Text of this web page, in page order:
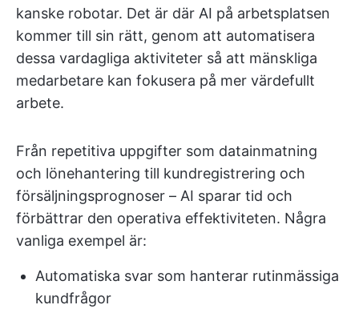
kanske robotar. Det är där AI på arbetsplatsen
kommer till sin rätt, genom att automatisera
dessa vardagliga aktiviteter så att mänskliga
medarbetare kan fokusera på mer värdefullt
arbete.
Från repetitiva uppgifter som datainmatning
och lönehantering till kundregistrering och
försäljningsprognoser – AI sparar tid och
förbättrar den operativa effektiviteten. Några
vanliga exempel är:
Automatiska svar som hanterar rutinmässiga
kundfrågor